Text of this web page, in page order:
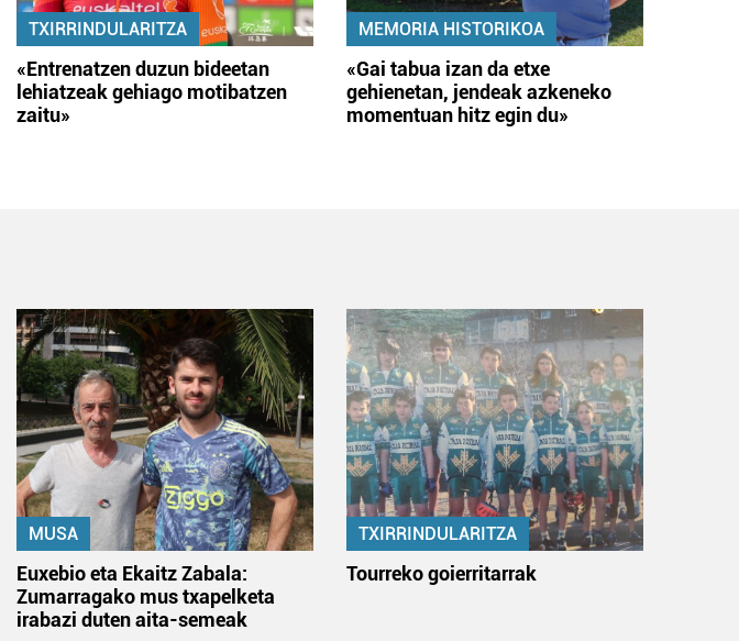
TXIRRINDULARITZA
«Entrenatzen duzun bideetan
lehiatzeak gehiago motibatzen
zaitu»
MEMORIA HISTORIKOA
«Gai tabua izan da etxe
gehienetan, jendeak azkeneko
momentuan hitz egin du»
MUSA
Euxebio eta Ekaitz Zabala:
Zumarragako mus txapelketa
irabazi duten aita-semeak
TXIRRINDULARITZA
Tourreko goierritarrak